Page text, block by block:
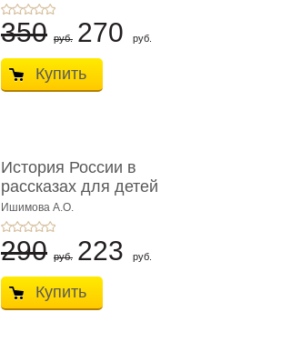
350 руб. 270 руб.
Купить
История России в
рассказах для детей
Ишимова А.О.
290 руб. 223 руб.
Купить